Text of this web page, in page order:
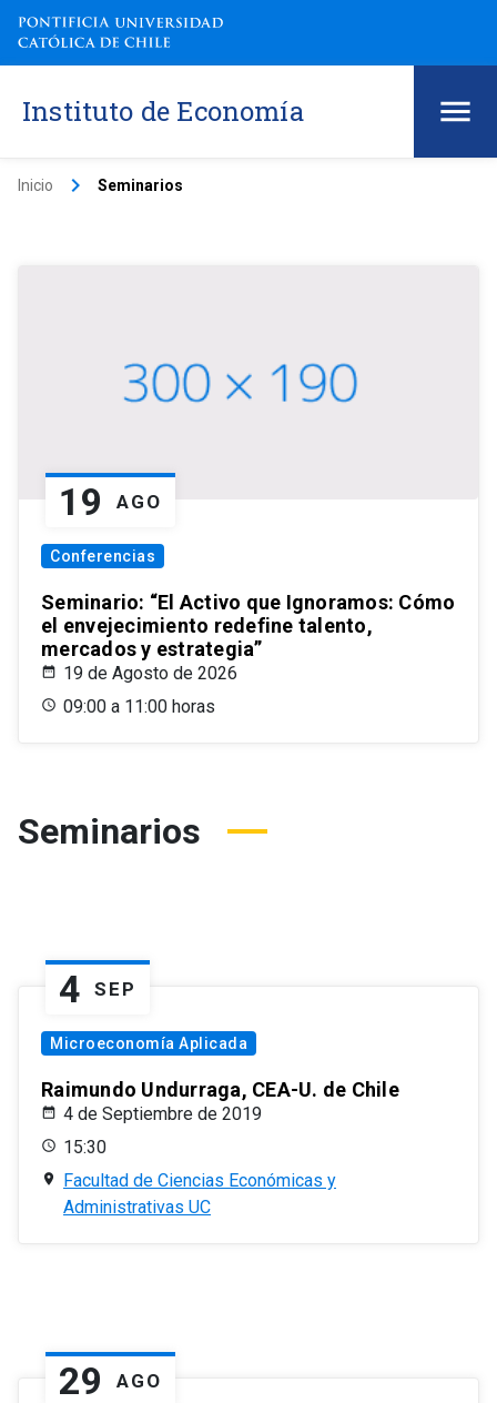
Instituto de Economía
Inicio keyboard_arrow_right Seminarios
19 AGO
Conferencias
Seminario: “El Activo que Ignoramos: Cómo
el envejecimiento redefine talento,
mercados y estrategia”
19 de Agosto de 2026
09:00 a 11:00 horas
Seminarios
4 SEP
Microeconomía Aplicada
Raimundo Undurraga, CEA-U. de Chile
4 de Septiembre de 2019
15:30
Facultad de Ciencias Económicas y
Administrativas UC
29 AGO